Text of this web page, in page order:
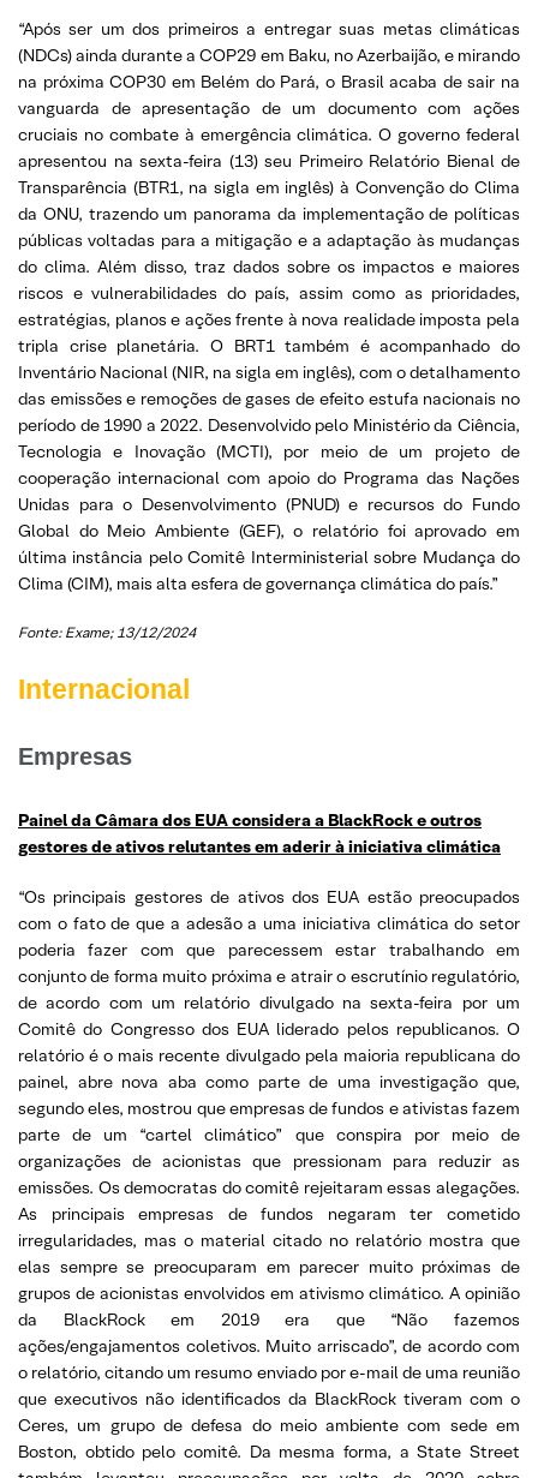
“Após ser um dos primeiros a entregar suas metas climáticas
(NDCs) ainda durante a COP29 em Baku, no Azerbaijão, e mirando
na próxima COP30 em Belém do Pará, o Brasil acaba de sair na
vanguarda de apresentação de um documento com ações
cruciais no combate à emergência climática. O governo federal
apresentou na sexta-feira (13) seu Primeiro Relatório Bienal de
Transparência (BTR1, na sigla em inglês) à Convenção do Clima
da ONU, trazendo um panorama da implementação de políticas
públicas voltadas para a mitigação e a adaptação às mudanças
do clima. Além disso, traz dados sobre os impactos e maiores
riscos e vulnerabilidades do país, assim como as prioridades,
estratégias, planos e ações frente à nova realidade imposta pela
tripla crise planetária. O BRT1 também é acompanhado do
Inventário Nacional (NIR, na sigla em inglês), com o detalhamento
das emissões e remoções de gases de efeito estufa nacionais no
período de 1990 a 2022. Desenvolvido pelo Ministério da Ciência,
Tecnologia e Inovação (MCTI), por meio de um projeto de
cooperação internacional com apoio do Programa das Nações
Unidas para o Desenvolvimento (PNUD) e recursos do Fundo
Global do Meio Ambiente (GEF), o relatório foi aprovado em
última instância pelo Comitê Interministerial sobre Mudança do
Clima (CIM), mais alta esfera de governança climática do país.”
Fonte: Exame; 13/12/2024
Internacional
Empresas
Painel da Câmara dos EUA considera a BlackRock e outros
gestores de ativos relutantes em aderir à iniciativa climática
“Os principais gestores de ativos dos EUA estão preocupados
com o fato de que a adesão a uma iniciativa climática do setor
poderia fazer com que parecessem estar trabalhando em
conjunto de forma muito próxima e atrair o escrutínio regulatório,
de acordo com um relatório divulgado na sexta-feira por um
Comitê do Congresso dos EUA liderado pelos republicanos. O
relatório é o mais recente divulgado pela maioria republicana do
painel, abre nova aba como parte de uma investigação que,
segundo eles, mostrou que empresas de fundos e ativistas fazem
parte de um “cartel climático” que conspira por meio de
organizações de acionistas que pressionam para reduzir as
emissões. Os democratas do comitê rejeitaram essas alegações.
As principais empresas de fundos negaram ter cometido
irregularidades, mas o material citado no relatório mostra que
elas sempre se preocuparam em parecer muito próximas de
grupos de acionistas envolvidos em ativismo climático. A opinião
da BlackRock em 2019 era que “Não fazemos
ações/engajamentos coletivos. Muito arriscado”, de acordo com
o relatório, citando um resumo enviado por e-mail de uma reunião
que executivos não identificados da BlackRock tiveram com o
Ceres, um grupo de defesa do meio ambiente com sede em
Boston, obtido pelo comitê. Da mesma forma, a State Street